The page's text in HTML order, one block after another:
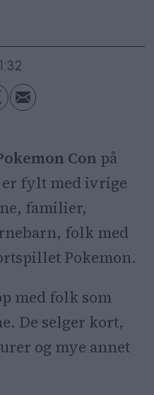
Con på
fylt med ivrige
familier,
folk med
Pokemon.
med folk som
De selger kort,
og mye annet